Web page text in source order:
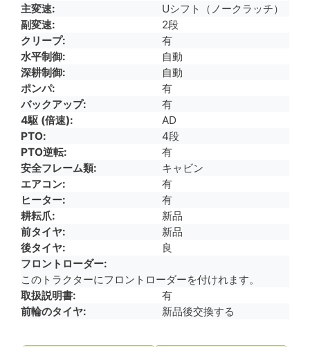
主変速
Uシフト（ノークラッチ）
副変速
2段
クリープ
有
水平制御
自動
深耕制御
自動
ポンパ
有
バックアップ
有
4駆 (倍速)
AD
PTO
4段
PTO逆転
有
安全フレーム類
キャビン
エアコン
有
ヒーター
有
耕耘爪
新品
前タイヤ
新品
後タイヤ
良
フロントローダー
このトラクターにフロントローダーを付けれます。
取扱説明書
有
前輪のタイヤ
新品後交換する